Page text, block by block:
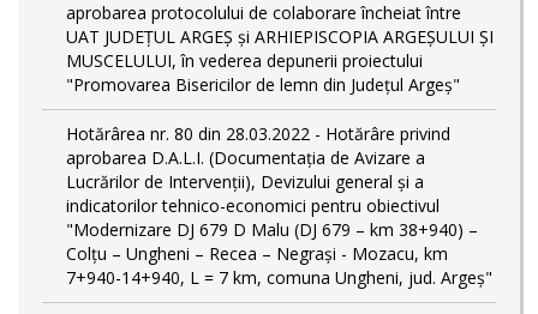
aprobarea protocolului de colaborare încheiat între
UAT JUDEȚUL ARGEȘ și ARHIEPISCOPIA ARGEȘULUI ȘI
MUSCELULUI, în vederea depunerii proiectului
"Promovarea Bisericilor de lemn din Județul Argeș"
Hotărârea nr. 80 din 28.03.2022 - Hotărâre privind
aprobarea D.A.L.I. (Documentaţia de Avizare a
Lucrărilor de Intervenţii), Devizului general și a
indicatorilor tehnico-economici pentru obiectivul
"Modernizare DJ 679 D Malu (DJ 679 – km 38+940) –
Colțu – Ungheni – Recea – Negrași - Mozacu, km
7+940-14+940, L = 7 km, comuna Ungheni, jud. Argeș"